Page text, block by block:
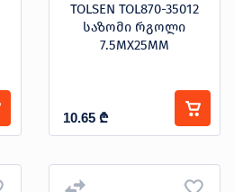
TOLSEN TOL870-35012
საზომი რგოლი
7.5MX25MM
10.65 ₾